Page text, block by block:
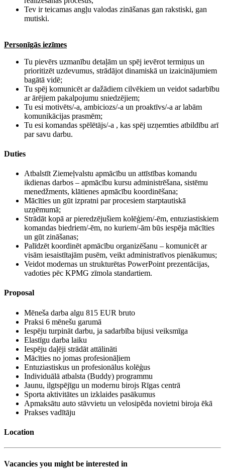
​​Tev ir teicamas angļu valodas zināšanas gan rakstiski, gan
mutiski.
Personīgās iezīmes
Tu pievērs uzmanību detaļām un spēj ievērot termiņus un
prioritizēt uzdevumus, strādājot dinamiskā un izaicinājumiem
bagātā vidē;
​​Tu spēj komunicēt ar dažādiem cilvēkiem un veidot sadarbību
ar ārējiem pakalpojumu sniedzējiem;
​​Tu esi motivēts/-a, ambiciozs/-a un proaktīvs/-a ar labām
komunikācijas prasmēm;
​​Tu esi komandas spēlētājs/-a , kas spēj uzņemties atbildību arī
par savu darbu.
Duties
Atbalstīt Ziemeļvalstu apmācību un attīstības komandu
ikdienas darbos – apmācību kursu administrēšana, sistēmu
menedžments, klātienes apmācību koordinēšana;
​​Mācīties un gūt izpratni par procesiem starptautiskā
uzņēmumā;
Strādāt kopā ar pieredzējušiem kolēģiem/-ēm, entuziastiskiem
komandas biedriem/-ēm, no kuriem/-ām būs iespēja mācīties
un gūt zināšanas;
Palīdzēt koordinēt apmācību organizēšanu – komunicēt ar
visām iesaistītajām pusēm, veikt administratīvos pienākumus;
Veidot modernas un strukturētas PowerPoint prezentācijas,
vadoties pēc KPMG zīmola standartiem.
Proposal
Mēneša darba algu 815 EUR bruto
Praksi ​6 mēnešu garumā
Iespēju turpināt darbu, ja sadarbība bijusi veiksmīga
Elastīgu darba laiku
Iespēju daļēji strādāt attālināti
Mācīties no jomas profesionāļiem
Entuziastiskus un profesionālus kolēģus
Individuālā atbalsta (Buddy) programmu
Jaunu, ilgtspējīgu un modernu birojs Rīgas centrā
Sporta aktivitātes un izklaides pasākumus
Apmaksātu auto stāvvietu un velosipēda novietni biroja ēkā
Prakses vadītāju
Location
Vacancies you might be interested in